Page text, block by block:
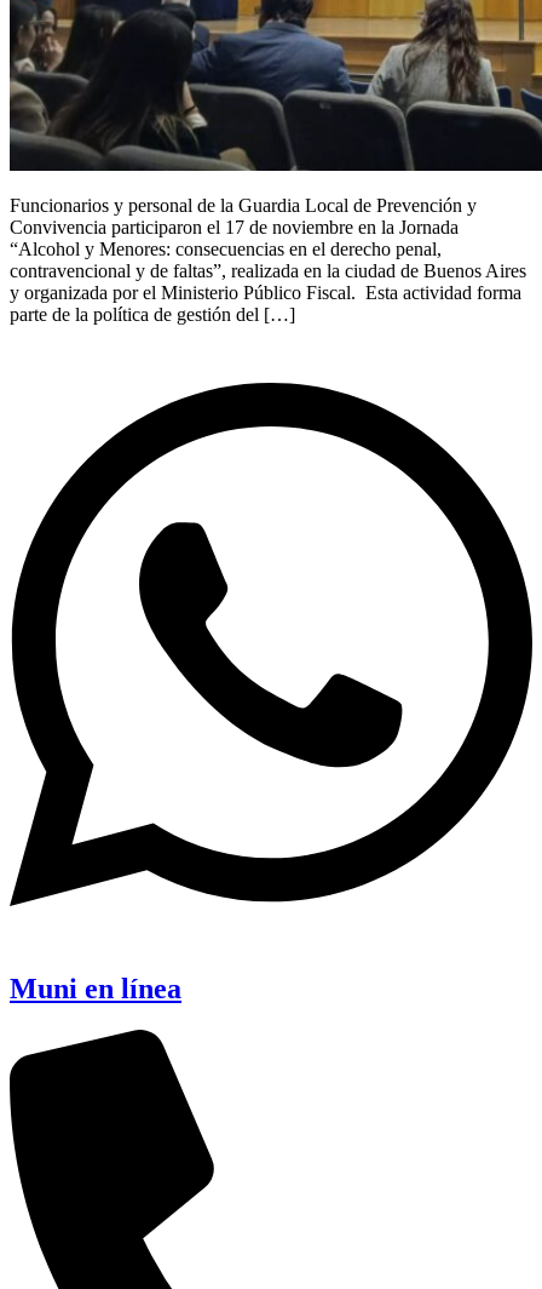
Funcionarios y personal de la Guardia Local de Prevención y
Convivencia participaron el 17 de noviembre en la Jornada
“Alcohol y Menores: consecuencias en el derecho penal,
contravencional y de faltas”, realizada en la ciudad de Buenos Aires
y organizada por el Ministerio Público Fiscal. Esta actividad forma
parte de la política de gestión del […]
Muni en línea